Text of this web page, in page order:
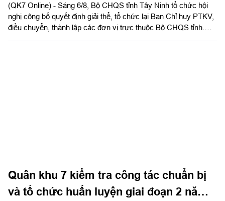
(QK7 Online) - Sáng 6/8, Bộ CHQS tỉnh Tây Ninh tổ chức hội
nghị công bố quyết định giải thể, tổ chức lại Ban Chỉ huy PTKV,
điều chuyển, thành lập các đơn vị trực thuộc Bộ CHQS tỉnh.
Quân khu 7 kiểm tra công tác chuẩn bị
và tổ chức huấn luyện giai đoạn 2 năm